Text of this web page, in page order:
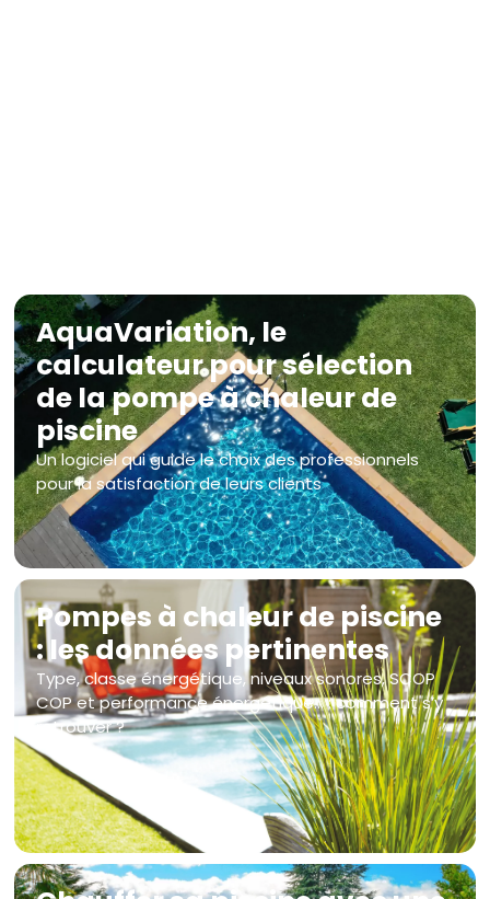
AquaVariation, le
calculateur pour sélection
de la pompe à chaleur de
piscine
Un logiciel qui guide le choix des professionnels​
pour la satisfaction de leurs clients​
Pompes à chaleur de piscine
: les données pertinentes
Type, classe énergétique, niveaux sonores, SCOP
COP et performance énergétique… : comment s’y
retrouver ?